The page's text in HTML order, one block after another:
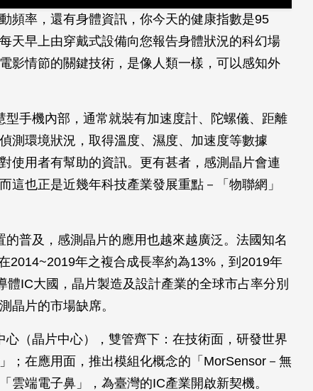
頻率，還有身體資訊，你今天的健康指數是95
天早上由穿戴式設備向您報告身體狀況的科幻場
影情節的關鍵技術，是像人類一樣，可以感知外
手機內部，通常就裝有加速度計、陀螺儀、距離
測環境狀況，取得溫度、濕度、加速度等數據
使用者有幫助的資訊。更有甚者，感測晶片會連
這也正是近幾年科技產業發展重點－「物聯網」
普及，感測晶片的應用也越來越廣泛。法國知名
2014~2019年之複合成長率約為13%，到2019年
體IC大國，晶片製造及設計產業的全球市占率分別
晶片的市場缺席。
（晶片中心），雙管齊下：在技術面，研發世界
；在應用面，推出模組化概念的「MorSensor－無
雲端電子鼻」，為臺灣的IC產業開啟新契機。